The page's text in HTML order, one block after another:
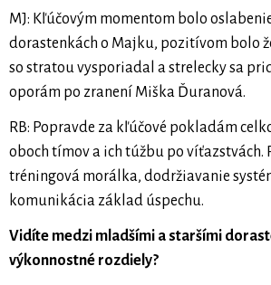
MJ: Kľúčovým momentom bolo
dorastenkách o Majku, pozitívom bolo
so stratou vysporiadal a strelecky sa
oporám po zranení Miška Ďuranová.
RB: Popravde za kľúčové pokladám
oboch tímov a ich túžbu po víťazstvách.
tréningová morálka, dodržiavanie
komunikácia základ úspechu.
Vidíte medzi mladšími a staršími
výkonnostné rozdiely?